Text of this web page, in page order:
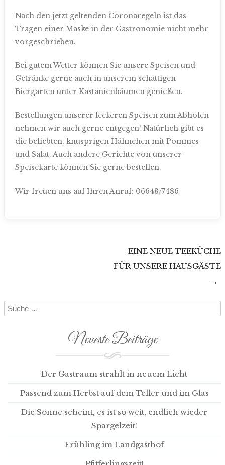
Nach den jetzt geltenden Coronaregeln ist das
Tragen einer Maske in der Gastronomie nicht mehr
vorgeschrieben.
Bei gutem Wetter können Sie unsere Speisen und
Getränke gerne auch in unserem schattigen
Biergarten unter Kastanienbäumen genießen.
Bestellungen unserer leckeren Speisen zum Abholen
nehmen wir auch gerne entgegen! Natürlich gibt es
die beliebten, knusprigen Hähnchen mit Pommes
und Salat. Auch andere Gerichte von unserer
Speisekarte können Sie gerne bestellen.
Wir freuen uns auf Ihren Anruf: 06648/7486
EINE NEUE TEEKÜCHE
FÜR UNSERE HAUSGÄSTE
→
Suche
Neueste Beiträge
Der Gastraum strahlt in neuem Licht
Passend zum Herbst auf dem Teller und im Glas
Die Sonne scheint, es ist so weit, endlich wieder
Spargelzeit!
Frühling im Landgasthof